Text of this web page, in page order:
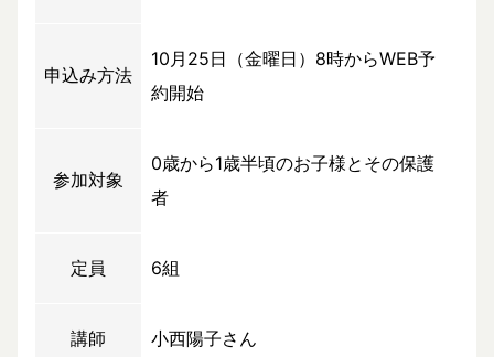
申込み方法
10月25日（金曜日）8時からWEB予
約開始
参加対象
0歳から1歳半頃のお子様とその保護
者
定員 6組
講師 小西陽子さん